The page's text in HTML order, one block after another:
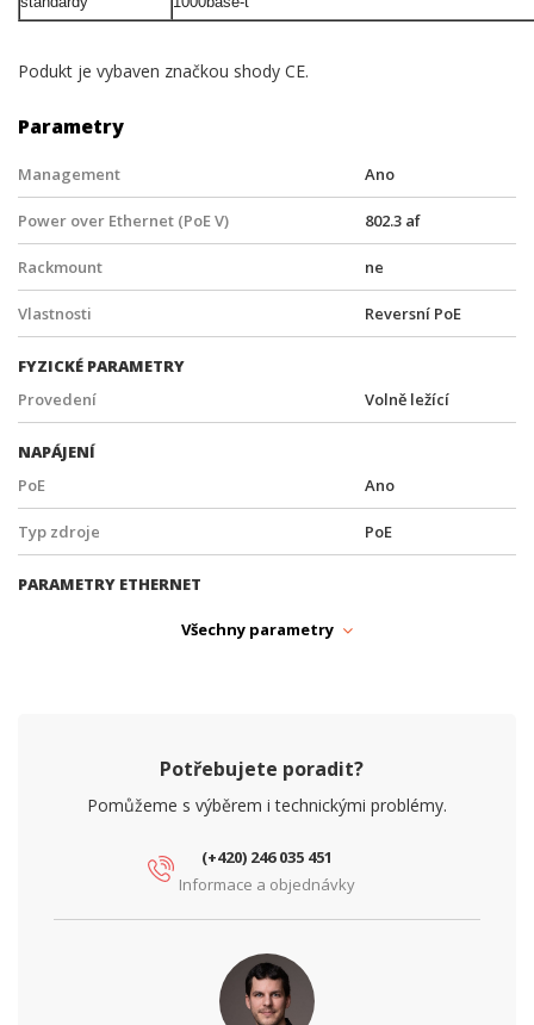
Podukt je vybaven značkou shody CE.
Parametry
Management Ano
Power over Ethernet (PoE V) 802.3 af
Rackmount ne
Vlastnosti Reversní PoE
FYZICKÉ PARAMETRY
Provedení
Volně ležící
NAPÁJENÍ
PoE
Ano
Typ zdroje PoE
PARAMETRY ETHERNET
Počet SFP+ (10G) portů
Ano
Všechny parametry
Potřebujete poradit?
Pomůžeme s výběrem i technickými problémy.
(+420) 246 035 451
Informace a objednávky